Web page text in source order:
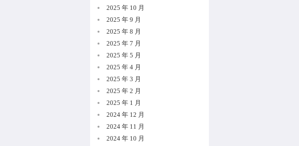
2025 年 10 月
2025 年 9 月
2025 年 8 月
2025 年 7 月
2025 年 5 月
2025 年 4 月
2025 年 3 月
2025 年 2 月
2025 年 1 月
2024 年 12 月
2024 年 11 月
2024 年 10 月